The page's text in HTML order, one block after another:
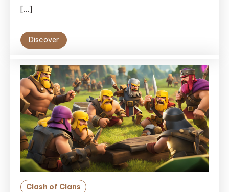
[…]
Discover
Clash of Clans